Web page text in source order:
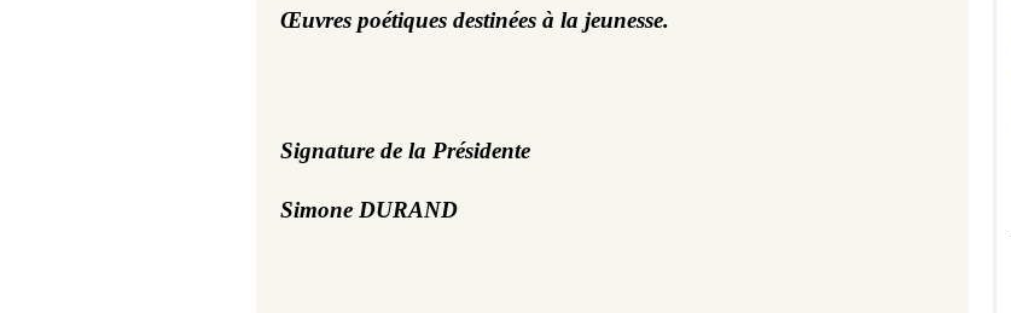
Œuvres poétiques destinées à la jeunesse.
Signature de la Présidente
Simone DURAND